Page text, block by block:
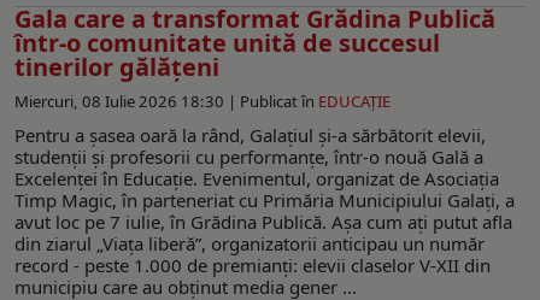
Gala care a transformat Grădina Publică
într-o comunitate unită de succesul
tinerilor gălățeni
Miercuri, 08 Iulie 2026 18:30 | Publicat în EDUCAŢIE
Pentru a șasea oară la rând, Galațiul și-a sărbătorit elevii,
studenții și profesorii cu performanțe, într-o nouă Gală a
Excelenței în Educație. Evenimentul, organizat de Asociația
Timp Magic, în parteneriat cu Primăria Municipiului Galați, a
avut loc pe 7 iulie, în Grădina Publică. Așa cum ați putut afla
din ziarul „Viața liberă”, organizatorii anticipau un număr
record - peste 1.000 de premianţi: elevii claselor V-XII din
municipiu care au obținut media gener ...